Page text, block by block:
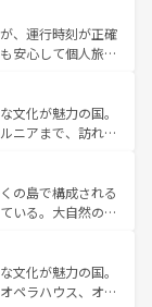
なる文化を体験で
報はコンテンツ一覧
新着の
ほしい。
雅なアフタヌーン
パブ、サッカー観
富。イギリスを旅
、運行時刻が正確
安心して個人旅行
ではのユニークな
町歩きも満喫する
価も高いが、旅行
なお、新
照してほしい。
文化が魅力の国。
ニアまで、訪れる
グ、エンターテイ
。一方、アメリカ
ニオンやイエロー
が融合した独特の
で異なる魅力を楽
感じることができ
の島で構成される
いる。大自然の神
地といえばオアフ
島やカウアイ島が
をはじめ、豊かな
文化が魅力の国。
ペラハウス、オー